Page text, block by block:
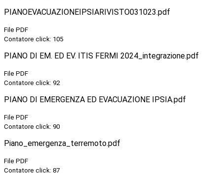
PIANOEVACUAZIONEIPSIARIVISTO031023.pdf
File PDF
Contatore click: 105
PIANO DI EM. ED EV. ITIS FERMI 2024_integrazione.pdf
File PDF
Contatore click: 92
PIANO DI EMERGENZA ED EVACUAZIONE IPSIA.pdf
File PDF
Contatore click: 90
Piano_emergenza_terremoto.pdf
File PDF
Contatore click: 87